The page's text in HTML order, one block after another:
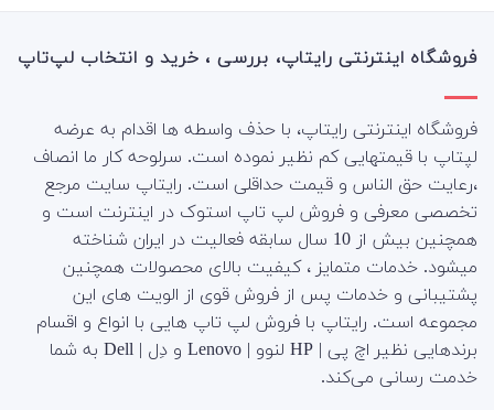
فروشگاه اینترنتی رایتاپ، بررسی ، خرید و انتخاب لپ‌تاپ
فروشگاه اینترنتی رایتاپ، با حذف واسطه ها اقدام به عرضه
لپتاپ با قیمتهایی کم نظیر نموده است. سرلوحه کار ما انصاف
،رعایت حق الناس و قیمت حداقلی است. رایتاپ سایت مرجع
تخصصی معرفی و فروش لپ تاپ استوک در اینترنت است و
همچنین بیش از 10 سال سابقه فعالیت در ایران شناخته
میشود. خدمات متمایز ، کیفیت بالای محصولات همچنین
پشتیبانی و خدمات پس از فروش قوی از الویت های این
مجموعه است. رایتاپ با فروش لپ تاپ هایی با انواع و اقسام
برندهایی نظیر اچ پی | HP لنوو | Lenovo و دِل | Dell به شما
خدمت رسانی می‌کند.